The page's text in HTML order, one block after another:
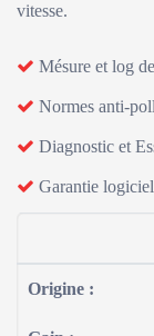
vitesse.
Mésure et log
Normes anti-
Diagnostic et
Garantie
Origine :